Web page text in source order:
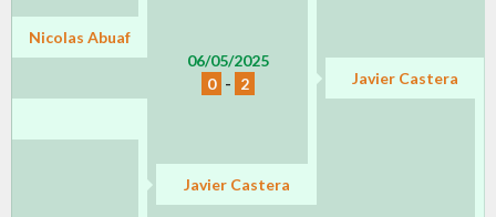
06/05/2025
0 - 2
Nicolas Abuaf
Javier Castera
Javier Castera